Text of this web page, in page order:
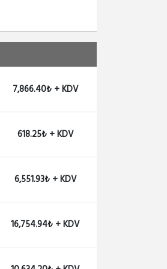
7,866.40₺ + KDV
618.25₺ + KDV
6,551.93₺ + KDV
16,754.94₺ + KDV